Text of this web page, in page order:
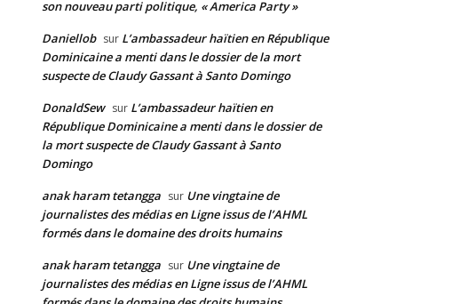
son nouveau parti politique, « America Party »
Daniellob sur L’ambassadeur haïtien en République
Dominicaine a menti dans le dossier de la mort
suspecte de Claudy Gassant à Santo Domingo
DonaldSew sur L’ambassadeur haïtien en
République Dominicaine a menti dans le dossier de
la mort suspecte de Claudy Gassant à Santo
Domingo
anak haram tetangga sur Une vingtaine de
journalistes des médias en Ligne issus de l’AHML
formés dans le domaine des droits humains
anak haram tetangga sur Une vingtaine de
journalistes des médias en Ligne issus de l’AHML